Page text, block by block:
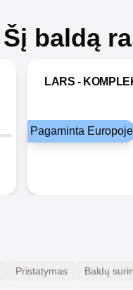
Šį baldą
LARS -
Pagaminta Europoje
Pristatymas Baldų